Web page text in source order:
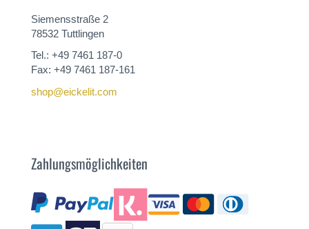
Siemensstraße 2
78532 Tuttlingen
Tel.: +49 7461 187-0
Fax: +49 7461 187-161
shop@eickelit.com
Zahlungsmöglichkeiten